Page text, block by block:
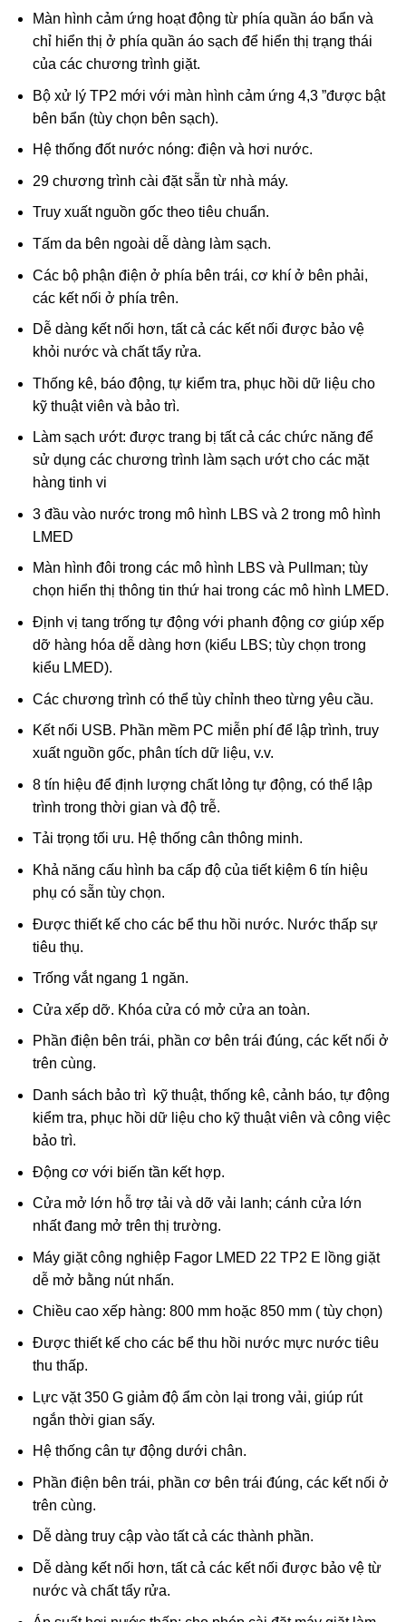
Màn hình cảm ứng hoạt động từ phía quần áo bẩn và
chỉ hiển thị ở phía quần áo sạch để hiển thị trạng thái
của các chương trình giặt.
Bộ xử lý TP2 mới với màn hình cảm ứng 4,3 ”được bật
bên bẩn (tùy chọn bên sạch).
Hệ thống đốt nước nóng: điện và hơi nước.
29 chương trình cài đặt sẵn từ nhà máy.
Truy xuất nguồn gốc theo tiêu chuẩn.
Tấm da bên ngoài dễ dàng làm sạch.
Các bộ phận điện ở phía bên trái, cơ khí ở bên phải,
các kết nối ở phía trên.
Dễ dàng kết nối hơn, tất cả các kết nối được bảo vệ
khỏi nước và chất tẩy rửa.
Thống kê, báo động, tự kiểm tra, phục hồi dữ liệu cho
kỹ thuật viên và bảo trì.
Làm sạch ướt: được trang bị tất cả các chức năng để
sử dụng các chương trình làm sạch ướt cho các mặt
hàng tinh vi
3 đầu vào nước trong mô hình LBS và 2 trong mô hình
LMED
Màn hình đôi trong các mô hình LBS và Pullman; tùy
chọn hiển thị thông tin thứ hai trong các mô hình LMED.
Định vị tang trống tự động với phanh động cơ giúp xếp
dỡ hàng hóa dễ dàng hơn (kiểu LBS; tùy chọn trong
kiểu LMED).
Các chương trình có thể tùy chỉnh theo từng yêu cầu.
Kết nối USB. Phần mềm PC miễn phí để lập trình, truy
xuất nguồn gốc, phân tích dữ liệu, v.v.
8 tín hiệu để định lượng chất lỏng tự động, có thể lập
trình trong thời gian và độ trễ.
Tải trọng tối ưu. Hệ thống cân thông minh.
Khả năng cấu hình ba cấp độ của tiết kiệm 6 tín hiệu
phụ có sẵn tùy chọn.
Được thiết kế cho các bể thu hồi nước. Nước thấp sự
tiêu thụ.
Trống vắt ngang 1 ngăn.
Cửa xếp dỡ. Khóa cửa có mở cửa an toàn.
Phần điện bên trái, phần cơ bên trái đúng, các kết nối ở
trên cùng.
Danh sách bảo trì kỹ thuật, thống kê, cảnh báo, tự động
kiểm tra, phục hồi dữ liệu cho kỹ thuật viên và công việc
bảo trì.
Động cơ với biến tần kết hợp.
Cửa mở lớn hỗ trợ tải và dỡ vải lanh; cánh cửa lớn
nhất đang mở trên thị trường.
Máy giặt công nghiệp Fagor LMED 22 TP2 E lồng giặt
dễ mở bằng nút nhấn.
Chiều cao xếp hàng: 800 mm hoặc 850 mm ( tùy chọn)
Được thiết kế cho các bể thu hồi nước mực nước tiêu
thu thấp.
Lực vặt 350 G giảm độ ẩm còn lại trong vải, giúp rút
ngắn thời gian sấy.
Hệ thống cân tự động dưới chân.
Phần điện bên trái, phần cơ bên trái đúng, các kết nối ở
trên cùng.
Dễ dàng truy cập vào tất cả các thành phần.
Dễ dàng kết nối hơn, tất cả các kết nối được bảo vệ từ
nước và chất tẩy rửa.